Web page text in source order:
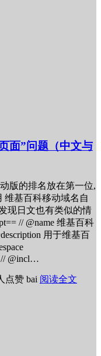
面”问题（中文与
版的排名放在第一位,
维基百科移动域名自
现日文也有类似的情
// @name 维基百科
用于维基百
// @incl…
点赞 bai 阅读全文